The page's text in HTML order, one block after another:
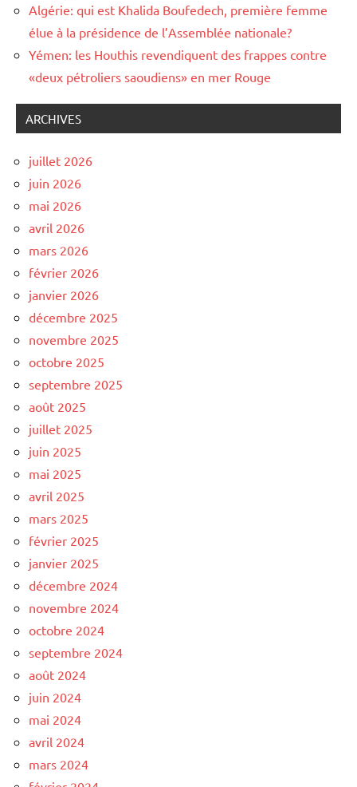
Algérie: qui est Khalida Boufedech, première femme
élue à la présidence de l’Assemblée nationale?
Yémen: les Houthis revendiquent des frappes contre
«deux pétroliers saoudiens» en mer Rouge
ARCHIVES
juillet 2026
juin 2026
mai 2026
avril 2026
mars 2026
février 2026
janvier 2026
décembre 2025
novembre 2025
octobre 2025
septembre 2025
août 2025
juillet 2025
juin 2025
mai 2025
avril 2025
mars 2025
février 2025
janvier 2025
décembre 2024
novembre 2024
octobre 2024
septembre 2024
août 2024
juin 2024
mai 2024
avril 2024
mars 2024